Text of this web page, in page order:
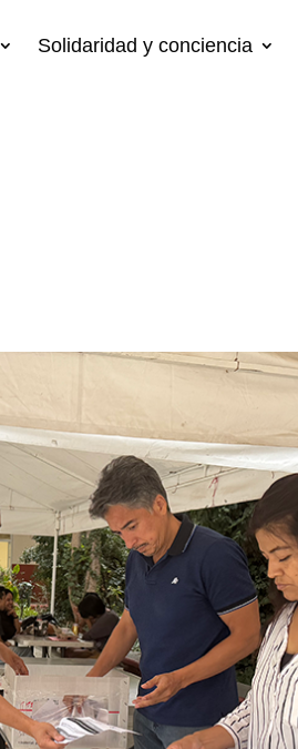
Solidaridad y conciencia